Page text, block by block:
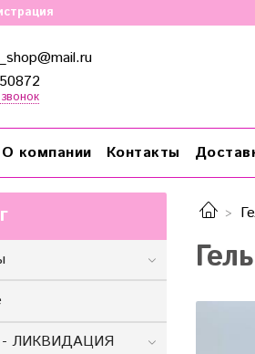
О компании Контакты
- ЛИКВИДАЦИЯ